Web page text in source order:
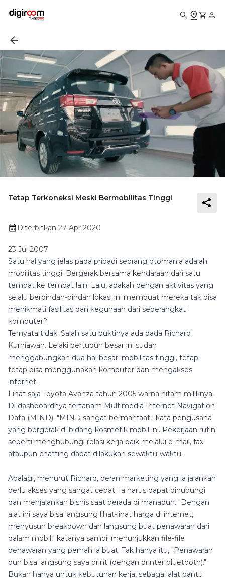
Tetap Terkoneksi Meski Bermobilitas Tinggi
Diterbitkan 27 Apr 2020
23 Jul 2007
Satu hal yang jelas pada pribadi seorang otomania adalah
mobilitas tinggi. Bergerak bersama kendaraan dari satu
tempat ke tempat lain. Lalu, apakah dengan aktivitas yang
selalu berpindah-pindah lokasi ini membuat mereka tak bisa
menikmati fasilitas dan kegunaan dari seperangkat
komputer?
Ternyata tidak. Salah satu buktinya ada pada Richard
Kurniawan. Lelaki bertubuh besar ini sudah
menggabungkan dua hal besar: mobilitas tinggi, tetapi
tetap bisa menggunakan komputer dan mengakses
internet.
Lihat saja Toyota Avanza tahun 2005 warna hitam miliknya.
Di dashboardnya tertanam Multimedia Internet Navigation
Data (MIND). "MIND sangat bermanfaat," kata pengusaha
yang bergerak di bidang kosmetik mobil ini. Pekerjaan rutin
seperti menghubungi relasi kerja baik melalui e-mail, fax
ataupun chatting dapat dilakukan sewaktu-waktu.
Apalagi, menurut Richard, peran marketing yang ia jalankan
perlu akses yang sangat cepat. Ia harus dapat dihubungi
dan menjalankan bisnis saat berada di manapun. "Dengan
alat ini saya bisa langsung lihat-lihat harga di internet,
menyusun breakdown dan langsung buat penawaran dari
dalam mobil," katanya sambil menunjukkan file-file
penawaran yang pernah ia buat. Tak hanya itu, "Penawaran
pun bisa langsung saya print (dengan printer bluetooth)."
Bukan hanya untuk kebutuhan kerja, sebagai alat bantu